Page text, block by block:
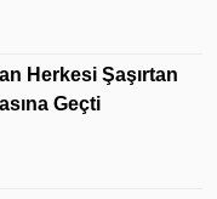
Herkesi Şaşırtan
Geçti